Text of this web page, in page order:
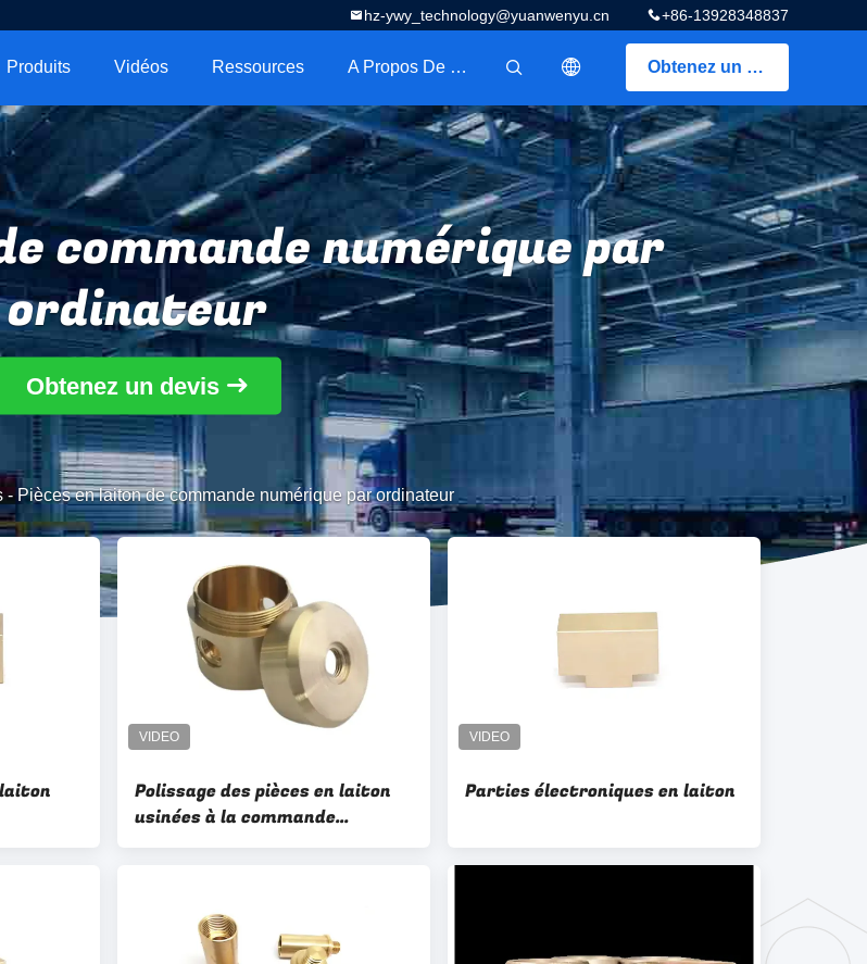
+86-13928348837
hz-ywy_technology@yuanwenyu.cn
Obtenez un devis
描述
Produits Vidéos Ressources A Propos De Nous
commande numérique par
ordinateur
Obtenez un devis
- Pièces en laiton de commande numérique par ordinateur
Polissage des pièces en laiton
usinées à la commande
numérique
Parties électroniques en laiton